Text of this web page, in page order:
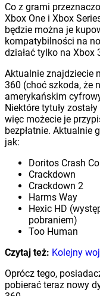
Co z grami
Xbox One i Xbox
będzie można je
kompatybilności na
działać tylko na Xbox
Aktualnie znajdziecie
360 (choć szkoda, że
amerykańskim
Niektóre tytuły
więc możecie je
bezpłatnie. Aktualnie
jak:
Doritos Crash
Crackdown
Crackdown 2
Harms Way
Hexic HD
pobraniem)
Too Human
Czytaj też: Kolejny
Oprócz tego,
pobierać teraz nowy